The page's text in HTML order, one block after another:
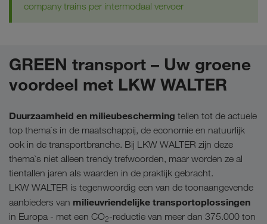
company trains per intermodaal vervoer
GREEN transport – Uw groene
voordeel met LKW WALTER
Duurzaamheid en milieubescherming tellen tot de actuele
top thema`s in de maatschappij, de economie en natuurlijk
ook in de transportbranche. Bij LKW WALTER zijn deze
thema`s niet alleen trendy trefwoorden, maar worden ze al
tientallen jaren als waarden in de praktijk gebracht.
LKW WALTER is tegenwoordig een van de toonaangevende
aanbieders van milieuvriendelijke transportoplossingen
in Europa - met een CO2-reductie van meer dan 375.000 ton